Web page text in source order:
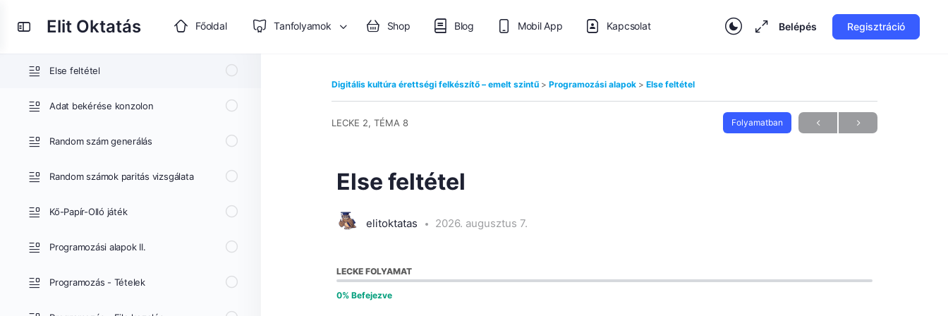
Toggle
Panel
Elit Oktatás Főoldal Tanfolyamok Shop Blog Mobil App Kapcsolat Belépés Regisztráció
Páros számok kiírása
Else feltétel
Adat bekérése konzolon
Random szám generálás
Random számok paritás vizsgálata
Kő-Papír-Olló játék
Programozási alapok II.
Programozás - Tételek
Digitális kultúra érettségi felkészítő – emelt szintű Programozási alapok Else feltétel
LECKE 2, TÉMA 8 Folyamatban
Else feltétel
elitoktatas 2026. augusztus 7.
LECKE FOLYAMAT
0% Befejezve